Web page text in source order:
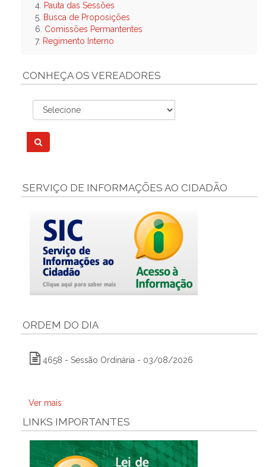
4. Pauta das Sessões
5. Busca de Proposições
6. Comissões Permantentes
7. Regimento Interno
CONHEÇA OS VEREADORES
SERVIÇO DE INFORMAÇÕES AO CIDADÃO
ORDEM DO DIA
4658 - Sessão Ordinária - 03/08/2026
Ver mais
LINKS IMPORTANTES